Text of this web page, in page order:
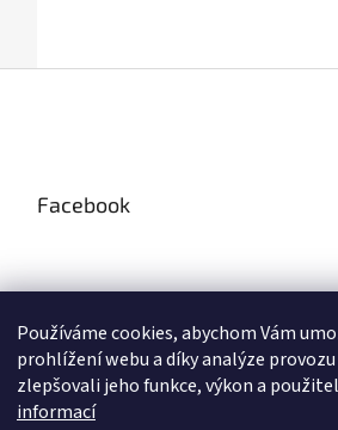
Používáme cookies, abychom Vám
prohlížení webu a díky analýze
zlepšovali jeho funkce, výkon a
informací
Facebook